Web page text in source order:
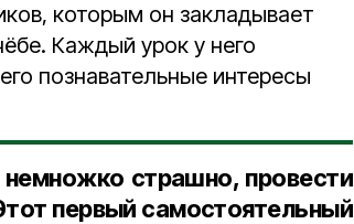
которым он закладывает
Каждый урок у него
познавательные интересы
страшно, провести
первый самостоятельный